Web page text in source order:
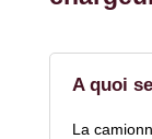
A quoi
La